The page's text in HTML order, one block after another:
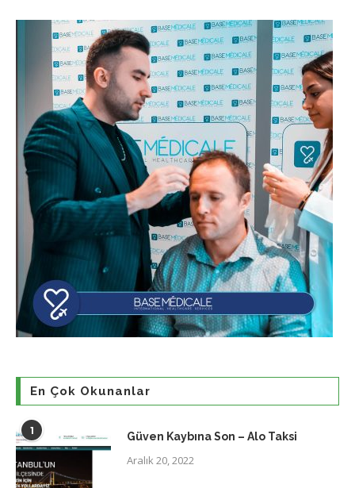
En Çok Okunanlar
1 Güven Kaybına Son – Alo Taksi
Aralık 20, 2022